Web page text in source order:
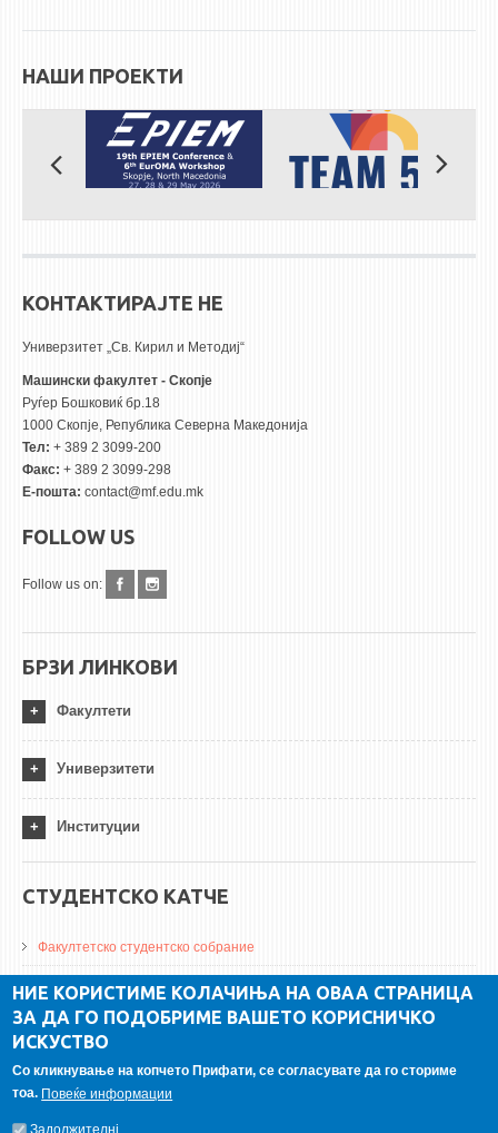
НАШИ ПРОЕКТИ
КОНТАКТИРАЈТЕ НЕ
Универзитет „Св. Кирил и Методиј“
Машински факултет - Скопје
Руѓер Бошковиќ бр.18
1000 Скопје, Република Северна Македонија
Тел: + 389 2 3099-200
Факс: + 389 2 3099-298
Е-пошта: contact@mf.edu.mk
FOLLOW US
Follow us on:
БРЗИ ЛИНКОВИ
Факултети
Универзитети
Институции
СТУДЕНТСКО КАТЧЕ
Факултетско студентско собрание
ДА Винчи магазин
Алумни асоцијација
НИЕ КОРИСТИМЕ КОЛАЧИЊА НА ОВАА СТРАНИЦА
ЗА ДА ГО ПОДОБРИМЕ ВАШЕТО КОРИСНИЧКО
ИСКУСТВО
Со кликнување на копчето Прифати, се согласувате да го сториме
тоа. Повеќе информации
Задолжителнi